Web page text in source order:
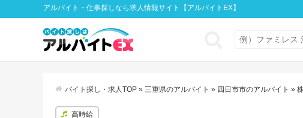
アルバイト・仕事探しなら求人情報サイト【アルバイトEX】
バイト探し・求人TOP » 三重県のアルバイト » 四日市市のアルバイト »
高時給